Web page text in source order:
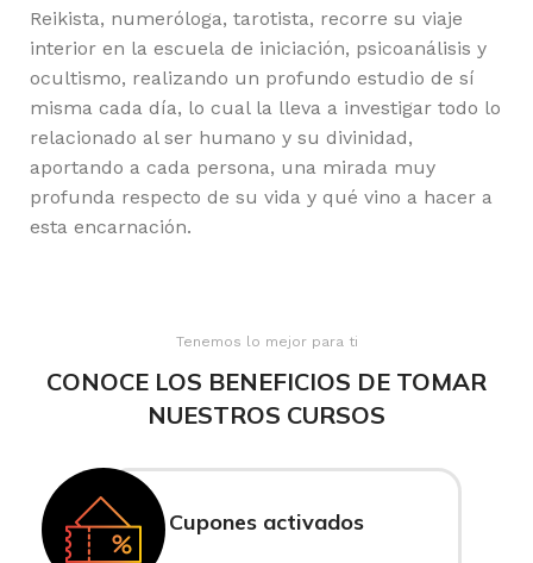
Reikista, numeróloga, tarotista, recorre su viaje
interior en la escuela de iniciación, psicoanálisis y
ocultismo, realizando un profundo estudio de sí
misma cada día, lo cual la lleva a investigar todo lo
relacionado al ser humano y su divinidad,
aportando a cada persona, una mirada muy
profunda respecto de su vida y qué vino a hacer a
esta encarnación.
Tenemos lo mejor para ti
CONOCE LOS BENEFICIOS DE TOMAR
NUESTROS CURSOS
Cupones activados